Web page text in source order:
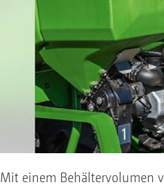
Mit einem Behältervolumen